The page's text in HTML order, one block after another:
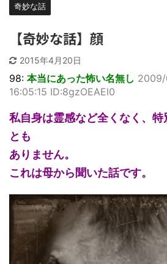
奇妙な話
【奇妙な話】顔
2015年4月20日
98: 本当にあった怖い名無し
16:05:15 ID:8gzOEAEl0
私自身は霊感など全くなく、特
とも
ありません。
これは母から聞いた話です。